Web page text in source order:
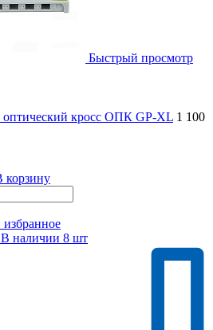
Быстрый просмотр
оптический кросс ОПК GP-XL 1 100
корзину
В наличии 8 шт